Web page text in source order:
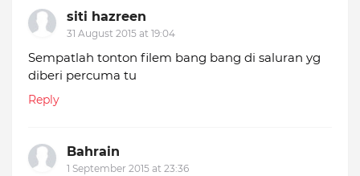
siti hazreen
31 August 2015 at 19:04
Sempatlah tonton filem bang bang di saluran yg
diberi percuma tu
Reply
Bahrain
1 September 2015 at 23:36